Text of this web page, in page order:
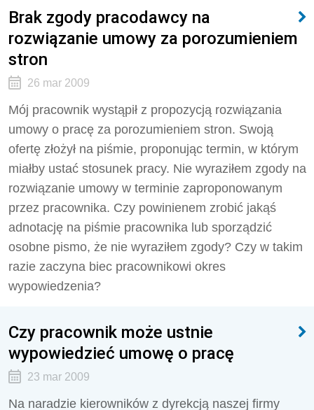
Brak zgody pracodawcy na
rozwiązanie umowy za porozumieniem
stron
26 mar 2009
Mój pracownik wystąpił z propozycją rozwiązania
umowy o pracę za porozumieniem stron. Swoją
ofertę złożył na piśmie, proponując termin, w którym
miałby ustać stosunek pracy. Nie wyraziłem zgody na
rozwiązanie umowy w terminie zaproponowanym
przez pracownika. Czy powinienem zrobić jakąś
adnotację na piśmie pracownika lub sporządzić
osobne pismo, że nie wyraziłem zgody? Czy w takim
razie zaczyna biec pracownikowi okres
wypowiedzenia?
Czy pracownik może ustnie
wypowiedzieć umowę o pracę
23 mar 2009
Na naradzie kierowników z dyrekcją naszej firmy